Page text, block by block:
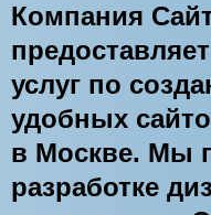
Компания
услуг по
удобных
в Москве. Мы
разработке